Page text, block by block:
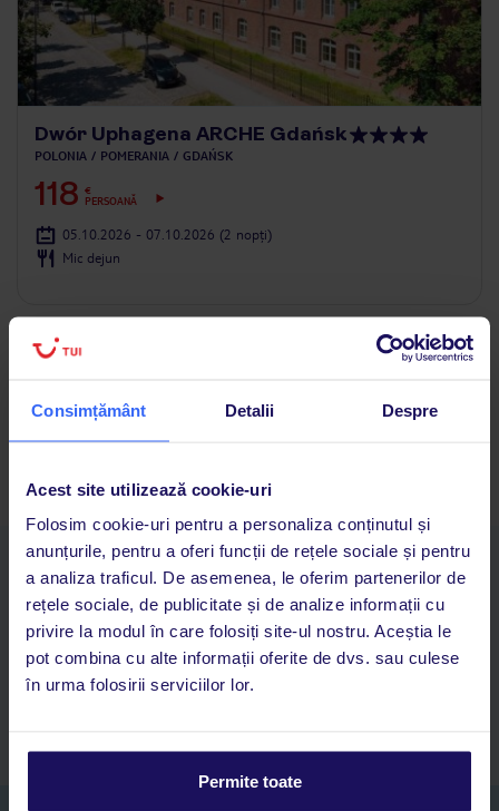
Consimțământ Detalii Despre
Acest site utilizează cookie-uri
Folosim cookie-uri pentru a personaliza conținutul și
anunțurile, pentru a oferi funcții de rețele sociale și pentru
a analiza traficul. De asemenea, le oferim partenerilor de
rețele sociale, de publicitate și de analize informații cu
privire la modul în care folosiți site-ul nostru. Aceștia le
pot combina cu alte informații oferite de dvs. sau culese
în urma folosirii serviciilor lor.
Permite toate
Dwór Uphagena ARCHE Gdańsk
POLONIA POMERANIA GDAŃSK
118 €
PERSOANĂ
05.10.2026 - 07.10.2026 (2 nopți)
Mic dejun
Vezi ce mai avem în ofertă
Pagina principală Vacanțe
Descarcă acum aplicația TUI
Cauți rapid vacanțe și hoteluri din toată lumea
Adaugi la favorite vacanțele care îți plac și revii oricând la ele
Acces la rezervările curente pentru vacanțe și hoteluri, într-o